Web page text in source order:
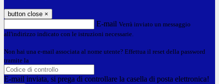
button close ×
E-mail Verrà inviato un messaggio
all'indirizzo indicato con le istruzioni necessarie.
Non hai una e-mail associata al nome utente? Effettua il reset della password
tramite la
E-mail inviata, si prega di controllare la casella di posta elettronica!